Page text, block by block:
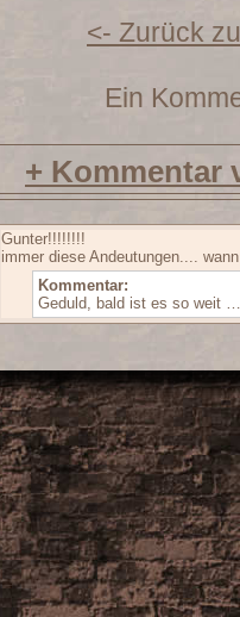
<- Zurück
Ein
+ Kommentar
Gunter!!!!!!!!
immer diese Andeutungen....
Kommentar:
Geduld, bald ist es so weit